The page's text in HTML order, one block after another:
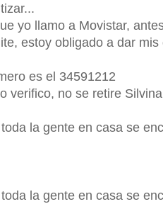
yo llamo a Movistar,
estoy obligado a dar
es el 34591212
verifico, no se retire
la gente en casa se
la gente en casa se